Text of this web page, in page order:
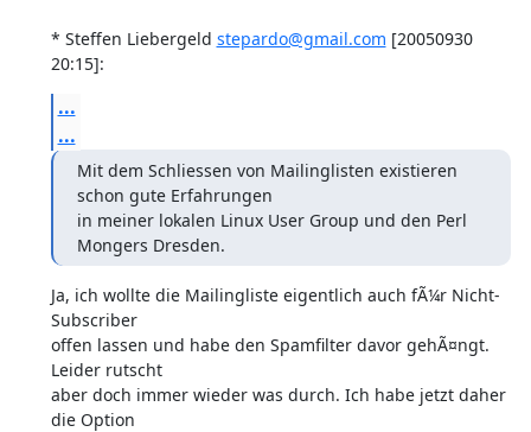
* Steffen Liebergeld stepardo@gmail.com [20050930
20:15]:
...
...
Mit dem Schliessen von Mailinglisten existieren
schon gute Erfahrungen
in meiner lokalen Linux User Group und den Perl
Mongers Dresden.
Ja, ich wollte die Mailingliste eigentlich auch fÃ¼r Nicht-
Subscriber
offen lassen und habe den Spamfilter davor gehÃ¤ngt.
Leider rutscht
aber doch immer wieder was durch. Ich habe jetzt daher
die Option